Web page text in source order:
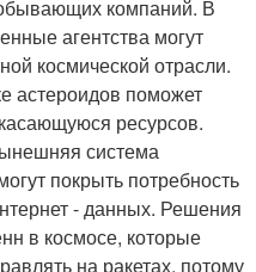
компаний. В
агентства могут
космической отрасли.
астероидов поможет
ресурсов.
система
покрыть потребность
- данных. Решения
в космосе, которые
на ракетах, потому